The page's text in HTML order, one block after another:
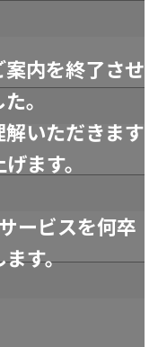
内を終了させ
。
いただきます
ます。
ービスを何卒
す。